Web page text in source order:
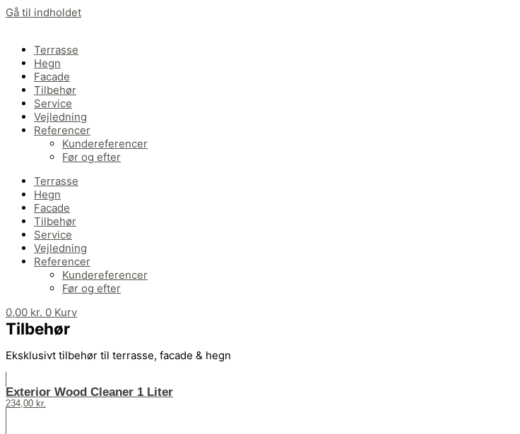
Gå til indholdet
Terrasse
Hegn
Facade
Tilbehør
Service
Vejledning
Referencer
Kundereferencer
Før og efter
Terrasse
Hegn
Facade
Tilbehør
Service
Vejledning
Referencer
Kundereferencer
Før og efter
0,00 kr. 0 Kurv
Tilbehør
Eksklusivt tilbehør til terrasse, facade & hegn
Exterior Wood Cleaner 1 Liter
234,00 kr.